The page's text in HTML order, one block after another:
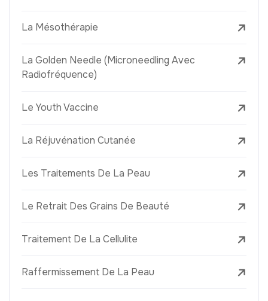
La Mésothérapie
La Golden Needle (Microneedling Avec
Radiofréquence)
Le Youth Vaccine
La Réjuvénation Cutanée
Les Traitements De La Peau
Le Retrait Des Grains De Beauté
Traitement De La Cellulite
Raffermissement De La Peau